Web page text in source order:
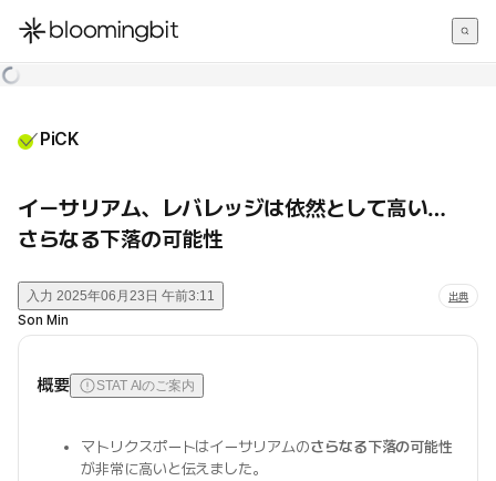
한국어
PiCK
イーサリアム、レバレッジは依然として高い…
さらなる下落の可能性
入力 2025年06月23日 午前3:11 出典
Son Min
概要 STAT AIのご案内
マトリクスポートはイーサリアムのさらなる下落の可能性
が非常に高いと伝えました。